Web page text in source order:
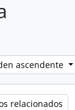
ascendente
relacionados